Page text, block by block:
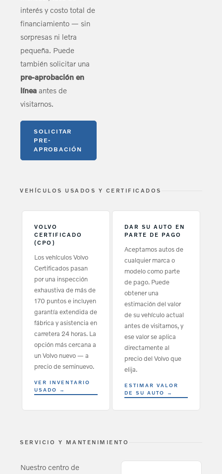
interés y costo total de
financiamiento — sin
sorpresas ni letra
pequeña. Puede
también solicitar una
pre-aprobación en
línea antes de
visitarnos.
SOLICITAR
PRE-
APROBACIÓN
VEHÍCULOS USADOS Y CERTIFICADOS
VOLVO
CERTIFICADO
(CPO)
Los vehículos Volvo
Certificados pasan
por una inspección
exhaustiva de más de
170 puntos e incluyen
garantía extendida de
fábrica y asistencia en
carretera 24 horas. La
opción más cercana a
un Volvo nuevo — a
precio de seminuevo.
VER INVENTARIO
USADO →
DAR SU AUTO EN
PARTE DE PAGO
Aceptamos autos de
cualquier marca o
modelo como parte
de pago. Puede
obtener una
estimación del valor
de su vehículo actual
antes de visitarnos, y
ese valor se aplica
directamente al
precio del Volvo que
elija.
ESTIMAR VALOR
DE SU AUTO →
SERVICIO Y MANTENIMIENTO
Nuestro centro de